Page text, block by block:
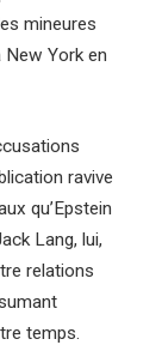
mineures
New York en
ravive
qu’Epstein
Lang, lui,
relations
temps.